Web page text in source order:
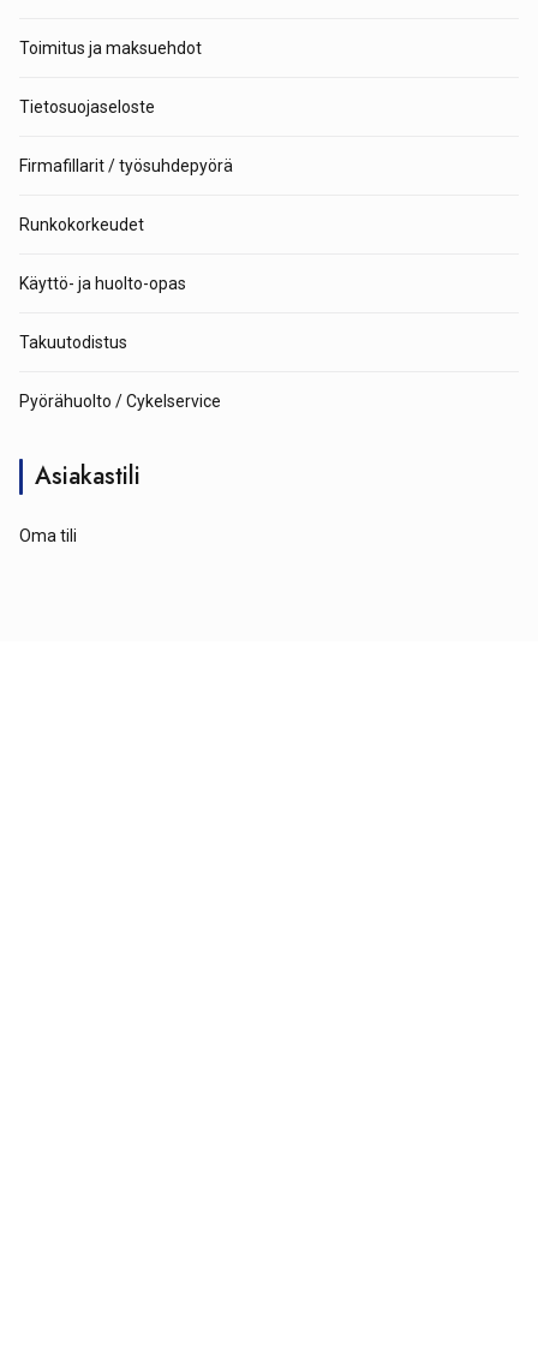
Toimitus ja maksuehdot
Tietosuojaseloste
Firmafillarit / työsuhdepyörä
Runkokorkeudet
Käyttö- ja huolto-opas
Takuutodistus
Pyörähuolto / Cykelservice
Asiakastili
Oma tili